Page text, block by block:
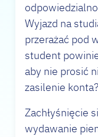
Wyjazd na
przerażać pod
student
aby nie prosić
zasilenie konta?
Zachłyśnięcie
wydawanie